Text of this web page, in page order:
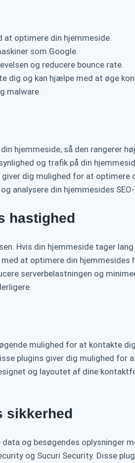
at optimere din hjemmeside.
som Google.
og reducere bounce rate.
dig og kan hjælpe med at øge
malware.
hjemmeside, så den rangerer
og trafik på din
giver dig mulighed for at
analysere din hjemmesides SEO-
hastighed
Hvis din hjemmeside tager
at optimere din hjemmesides
serverbelastningen og
mulighed for at kontakte
plugins giver dig mulighed
og layoutet af dine
sikkerhed
og besøgendes oplysninger
og Sucuri Security. Disse